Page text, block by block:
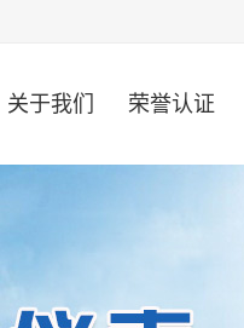
关于我们 荣誉认证